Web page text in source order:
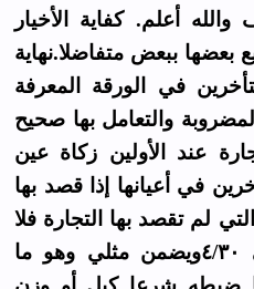
أعلم. كفاية الأخيار
بعضها ببعض متفاضلا.نهاية
المتأخرين في الورقة المعرفة
والتعامل بها صحيح
عند الأولين زكاة عين
في أعيانها إذا قصد بها
لم تقصد بها التجارة فلا
زكاة بها باتفاق. الترمسي ٤/٣٠ويضمن مثلي وهو ما